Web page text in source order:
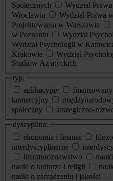
Społecznych
Wydział
Wrocławiu
Wydział Prawa
Projektowania w Warszawie
w Poznaniu
Wydział
Wydział Psychologii w
Krakowie
Wydział
Studiów Azjatyckich
typ:
aplikacyjny
komercyjny
społeczny
strategiczno-
dyscyplina:
ekonomia i finanse
interdyscyplinarne
literaturoznawstwo
nauki o kulturze i religii
nauki o zarządzaniu i jakości